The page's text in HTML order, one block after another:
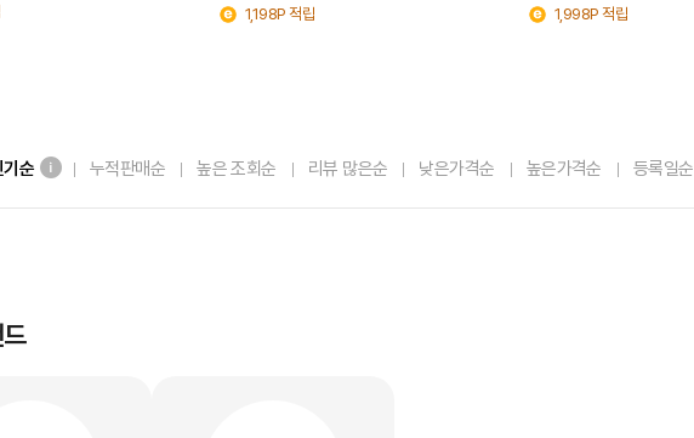
1,198P 적립 1,998P 적립
기순 누적판매순 높은 조회순 리뷰 많은순 낮은가격순 높은가격순 등록일순